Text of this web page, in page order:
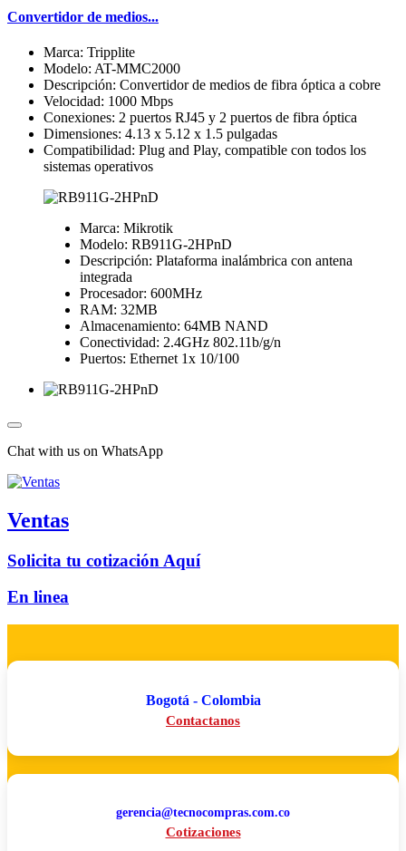
Convertidor de medios...
Marca: Tripplite
Modelo: AT-MMC2000
Descripción: Convertidor de medios de fibra óptica a cobre
Velocidad: 1000 Mbps
Conexiones: 2 puertos RJ45 y 2 puertos de fibra óptica
Dimensiones: 4.13 x 5.12 x 1.5 pulgadas
Compatibilidad: Plug and Play, compatible con todos los
sistemas operativos
Marca: Mikrotik
Modelo: RB911G-2HPnD
Descripción: Plataforma inalámbrica con antena
integrada
Procesador: 600MHz
RAM: 32MB
Almacenamiento: 64MB NAND
Conectividad: 2.4GHz 802.11b/g/n
Puertos: Ethernet 1x 10/100
Chat with us on WhatsApp
Ventas
Solicita tu cotización Aquí
En linea
Bogotá - Colombia
Contactanos
gerencia@tecnocompras.com.co
Cotizaciones